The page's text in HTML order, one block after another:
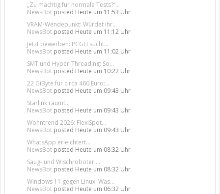
„Zu mächtig für normale Tests?“...
NewsBot posted Heute um 11:53 Uhr
VRAM-Wendepunkt: Würdet ihr...
NewsBot posted Heute um 11:12 Uhr
Jetzt bewerben: PCGH sucht...
NewsBot posted Heute um 11:02 Uhr
SMT und Hyper-Threading: So...
NewsBot posted Heute um 10:22 Uhr
22 GiByte für circa 460 Euro:...
NewsBot posted Heute um 09:43 Uhr
Starlink räumt...
NewsBot posted Heute um 09:43 Uhr
Wohntrend 2026: FlexiSpot...
NewsBot posted Heute um 09:43 Uhr
WhatsApp erleichtert...
NewsBot posted Heute um 08:32 Uhr
Saug- und Wischroboter:...
NewsBot posted Heute um 08:32 Uhr
Windows 11 gegen Linux: Was...
NewsBot posted Heute um 06:32 Uhr